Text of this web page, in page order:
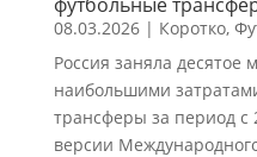
08.03.2026| Коротко,
Россия заняла десятое
наибольшими
трансферы за период с
версии